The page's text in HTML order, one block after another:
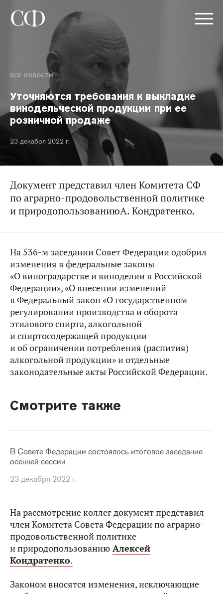
ВСЕ НОВОСТИ
Уточняются требования к выкладке
винодельческой продукции при ее
розничной продаже
23 декабря 2022 г.
Документ представил член Комитета СФ
по аграрно-продовольственной политике
и природопользованиюА. Кондратенко.
На 536-м заседании Совет Федерации одобрил
изменения в федеральные законы
«О виноградарстве и виноделии в Российской
Федерации», «О внесении изменений
в Федеральный закон «О государственном
регулировании производства и оборота
этилового спирта, алкогольной
и спиртосодержащей продукции
и об ограничении потребления (распития)
алкогольной продукции» и отдельные
законодательные акты Российской Федерации.
Смотрите также
В Совете Федерации состоялось итоговое заседание
осенней сессии
23 декабря 2022 г.
На рассмотрение коллег документ представил
член Комитета Совета Федерации по аграрно-
продовольственной политике
и природопользованию Алексей
Кондратенко.
Законом вносятся изменения, исключающие